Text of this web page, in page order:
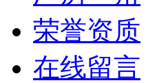
荣誉资质
在线留言